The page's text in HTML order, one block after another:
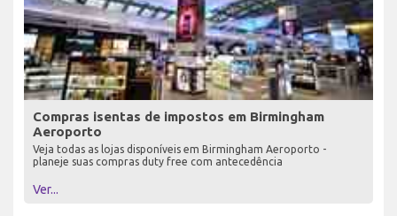
Compras isentas de impostos em Birmingham
Aeroporto
Veja todas as lojas disponíveis em Birmingham Aeroporto -
planeje suas compras duty free com antecedência
Ver...